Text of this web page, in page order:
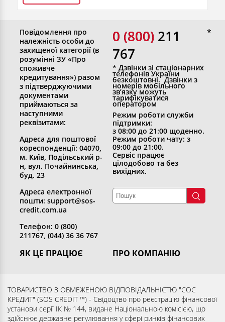
ЯК ЦЕ ПРАЦЮЄ
Повернути кредит
Запитання та відповіді
Партнерам
ПРО КОМПАНІЮ
Розкриття інформації
Контакти
Згода суб’єкта на обробку
Повідомлення про
належність особи до
захищеної категорії (в
розумінні ЗУ «Про
споживче
кредитування») разом
з підтверджуючими
документами
приймаються за
наступними
реквізитами:
Адреса для поштової
кореспонденції: 04070,
м. Київ, Подільський р-
н, вул. Почайнинська,
буд. 23
Адреса електронної
пошти: support@sos-
credit.com.ua
Телефон: 0 (800)
211767, (044) 36 36 767
0 (800)
0 (800) 211
767
* Дзвінки зі стаціонарних
телефонів України
безкоштовні. Дзвінки з
номерів мобільного
зв’язку можуть
тарифікуватися
оператором
Режим роботи служби
підтримки:
з 08:00 до 21:00 щоденно.
Режим роботи чату: з
09:00 до 21:00.
Сервіс працює
цілодобово та без
вихідних.
ТОВАРИСТВО З ОБМЕЖЕНОЮ ВІДПОВІДАЛЬНІСТЮ "СОС
КРЕДИТ" (SOS CREDIT ™) - Свідоцтво про реєстрацію фінансової
установи серії ІК № 144, видане Національною комісією, що
здійснює державне регулювання у сфері ринків фінансових